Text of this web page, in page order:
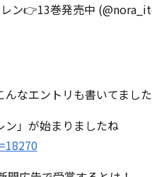
ン👉13巻発売中
なエントリも書いてました
」が始まりましたね